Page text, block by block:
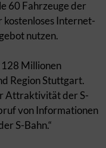
60 Fahrzeuge der
kostenloses Internet-
nutzen.
128 Millionen
Region Stuttgart.
Attraktivität der S-
von Informationen
S-Bahn.“